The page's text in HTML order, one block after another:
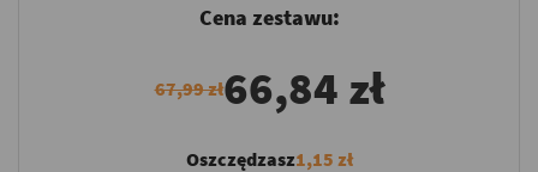
Cena zestawu:
67,99 zł66,84 zł
Oszczędzasz1,15 zł